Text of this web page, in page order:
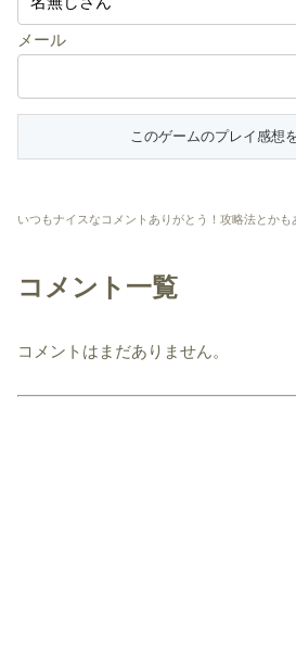
メール
いつもナイスなコメントありがとう！攻略法とかも
コメント一覧
コメントはまだありません。